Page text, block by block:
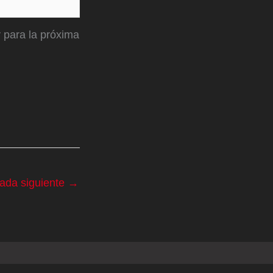
la próxima
siguiente →